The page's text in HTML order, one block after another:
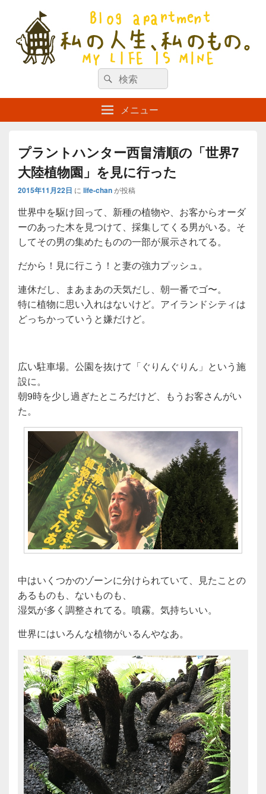
私の人生、私のもの。【新館】
検
索
対
象:
検
索
メニュー
プラントハンター西畠清順の「世界7
大陸植物園」を見に行った
2015年11月22日 に life-chanが投稿
世界中を駆け回って、新種の植物や、お客からオーダ
ーのあった木を見つけて、採集してくる男がいる。そ
してその男の集めたものの一部が展示されてる。
だから！見に行こう！と妻の強力プッシュ。
連休だし、まあまあの天気だし、朝一番でゴ〜。
特に植物に思い入れはないけど。アイランドシティは
どっちかっていうと嫌だけど。
広い駐車場。公園を抜けて「ぐりんぐりん」という施
設に。
朝9時を少し過ぎたところだけど、もうお客さんがい
た。
中はいくつかのゾーンに分けられていて、見たことの
あるものも、ないものも、
湿気が多く調整されてる。噴霧。気持ちいい。
世界にはいろんな植物がいるんやなあ。